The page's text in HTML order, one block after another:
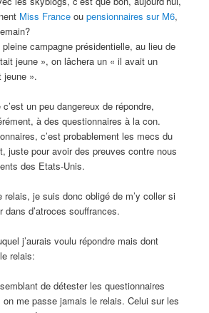
Miss France oupensionnaires sur M6,
campagne présidentielle, au lieu de
jeune », on lâchera un « il avait un
jeune ».
un peu dangereux de répondre,
à des questionnaires à la con.
c’est probablement les mecs du
juste pour avoir des preuves contre nous
des Etats-Unis.
relais, je suis donc obligé de m’y coller si
d’atroces souffrances.
j’aurais voulu répondre mais dont
relais:
de détester les questionnaires
me passe jamais le relais. Celui sur les